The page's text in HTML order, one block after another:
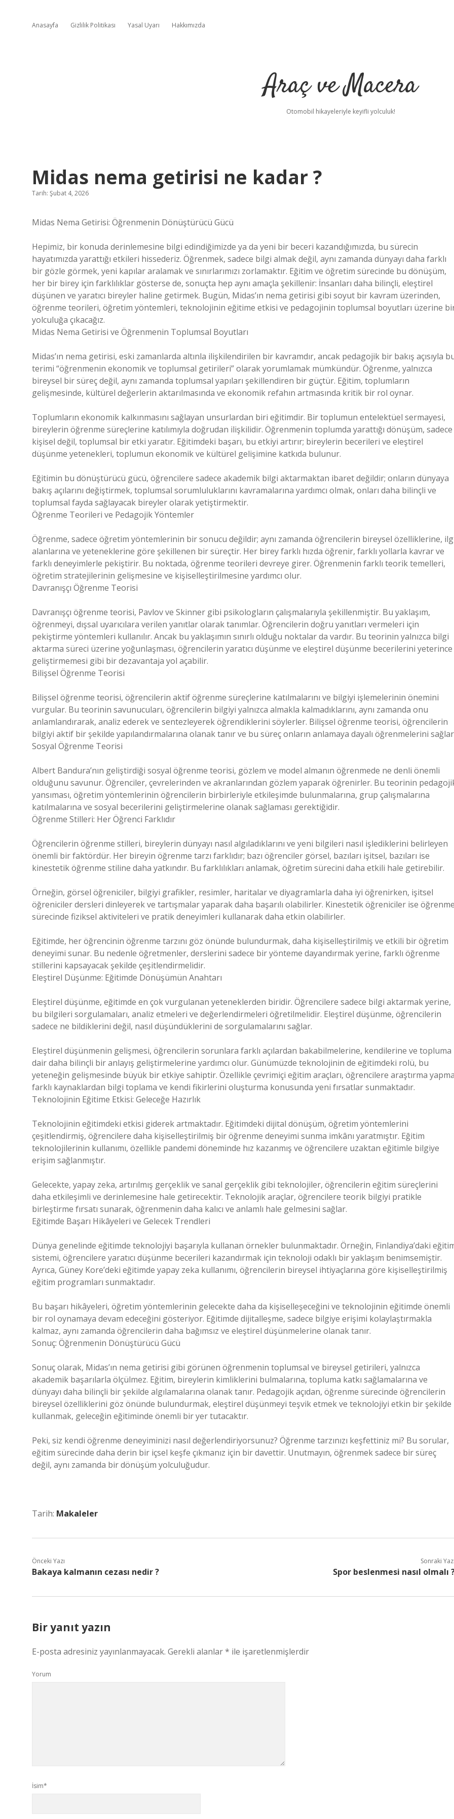
Anasayfa Gizlilik Politikası Yasal Uyarı Hakkımızda
Araç ve Macera
Otomobil hikayeleriyle keyifli yolculuk!
Midas nema getirisi ne kadar ?
Tarih: Şubat 4, 2026
Midas Nema Getirisi: Öğrenmenin Dönüştürücü Gücü
Hepimiz, bir konuda derinlemesine bilgi edindiğimizde ya da yeni bir beceri kazandığımızda, bu sürecin
hayatımızda yarattığı etkileri hissederiz. Öğrenmek, sadece bilgi almak değil, aynı zamanda dünyayı daha farklı
bir gözle görmek, yeni kapılar aralamak ve sınırlarımızı zorlamaktır. Eğitim ve öğretim sürecinde bu dönüşüm,
her bir birey için farklılıklar gösterse de, sonuçta hep aynı amaçla şekillenir: İnsanları daha bilinçli, eleştirel
düşünen ve yaratıcı bireyler haline getirmek. Bugün, Midas’ın nema getirisi gibi soyut bir kavram üzerinden,
öğrenme teorileri, öğretim yöntemleri, teknolojinin eğitime etkisi ve pedagojinin toplumsal boyutları üzerine
yolculuğa çıkacağız.
Midas Nema Getirisi ve Öğrenmenin Toplumsal Boyutları
Midas’ın nema getirisi, eski zamanlarda altınla ilişkilendirilen bir kavramdır, ancak pedagojik bir bakış açısıyla
terimi “öğrenmenin ekonomik ve toplumsal getirileri” olarak yorumlamak mümkündür. Öğrenme, yalnızca
bireysel bir süreç değil, aynı zamanda toplumsal yapıları şekillendiren bir güçtür. Eğitim, toplumların
gelişmesinde, kültürel değerlerin aktarılmasında ve ekonomik refahın artmasında kritik bir rol oynar.
Toplumların ekonomik kalkınmasını sağlayan unsurlardan biri eğitimdir. Bir toplumun entelektüel sermayesi,
bireylerin öğrenme süreçlerine katılımıyla doğrudan ilişkilidir. Öğrenmenin toplumda yarattığı dönüşüm, sadece
kişisel değil, toplumsal bir etki yaratır. Eğitimdeki başarı, bu etkiyi artırır; bireylerin becerileri ve eleştirel
düşünme yetenekleri, toplumun ekonomik ve kültürel gelişimine katkıda bulunur.
Eğitimin bu dönüştürücü gücü, öğrencilere sadece akademik bilgi aktarmaktan ibaret değildir; onların dünyaya
bakış açılarını değiştirmek, toplumsal sorumluluklarını kavramalarına yardımcı olmak, onları daha bilinçli ve
toplumsal fayda sağlayacak bireyler olarak yetiştirmektir.
Öğrenme Teorileri ve Pedagojik Yöntemler
Öğrenme, sadece öğretim yöntemlerinin bir sonucu değildir; aynı zamanda öğrencilerin bireysel özelliklerine,
alanlarına ve yeteneklerine göre şekillenen bir süreçtir. Her birey farklı hızda öğrenir, farklı yollarla kavrar ve
farklı deneyimlerle pekiştirir. Bu noktada, öğrenme teorileri devreye girer. Öğrenmenin farklı teorik temelleri,
öğretim stratejilerinin gelişmesine ve kişiselleştirilmesine yardımcı olur.
Davranışçı Öğrenme Teorisi
Davranışçı öğrenme teorisi, Pavlov ve Skinner gibi psikologların çalışmalarıyla şekillenmiştir. Bu yaklaşım,
öğrenmeyi, dışsal uyarıcılara verilen yanıtlar olarak tanımlar. Öğrencilerin doğru yanıtları vermeleri için
pekiştirme yöntemleri kullanılır. Ancak bu yaklaşımın sınırlı olduğu noktalar da vardır. Bu teorinin yalnızca bilgi
aktarma süreci üzerine yoğunlaşması, öğrencilerin yaratıcı düşünme ve eleştirel düşünme becerilerini yeterince
geliştirmemesi gibi bir dezavantaja yol açabilir.
Bilişsel Öğrenme Teorisi
Bilişsel öğrenme teorisi, öğrencilerin aktif öğrenme süreçlerine katılmalarını ve bilgiyi işlemelerinin önemini
vurgular. Bu teorinin savunucuları, öğrencilerin bilgiyi yalnızca almakla kalmadıklarını, aynı zamanda onu
anlamlandırarak, analiz ederek ve sentezleyerek öğrendiklerini söylerler. Bilişsel öğrenme teorisi, öğrencilerin
bilgiyi aktif bir şekilde yapılandırmalarına olanak tanır ve bu süreç onların anlamaya dayalı öğrenmelerini
Sosyal Öğrenme Teorisi
Albert Bandura’nın geliştirdiği sosyal öğrenme teorisi, gözlem ve model almanın öğrenmede ne denli önemli
olduğunu savunur. Öğrenciler, çevrelerinden ve akranlarından gözlem yaparak öğrenirler. Bu teorinin
yansıması, öğretim yöntemlerinin öğrencilerin birbirleriyle etkileşimde bulunmalarına, grup çalışmalarına
katılmalarına ve sosyal becerilerini geliştirmelerine olanak sağlaması gerektiğidir.
Öğrenme Stilleri: Her Öğrenci Farklıdır
Öğrencilerin öğrenme stilleri, bireylerin dünyayı nasıl algıladıklarını ve yeni bilgileri nasıl işlediklerini belirleyen
önemli bir faktördür. Her bireyin öğrenme tarzı farklıdır; bazı öğrenciler görsel, bazıları işitsel, bazıları ise
kinestetik öğrenme stiline daha yatkındır. Bu farklılıkları anlamak, öğretim sürecini daha etkili hale getirebilir.
Örneğin, görsel öğreniciler, bilgiyi grafikler, resimler, haritalar ve diyagramlarla daha iyi öğrenirken, işitsel
öğreniciler dersleri dinleyerek ve tartışmalar yaparak daha başarılı olabilirler. Kinestetik öğreniciler ise
sürecinde fiziksel aktiviteleri ve pratik deneyimleri kullanarak daha etkin olabilirler.
Eğitimde, her öğrencinin öğrenme tarzını göz önünde bulundurmak, daha kişiselleştirilmiş ve etkili bir öğretim
deneyimi sunar. Bu nedenle öğretmenler, derslerini sadece bir yönteme dayandırmak yerine, farklı öğrenme
stillerini kapsayacak şekilde çeşitlendirmelidir.
Eleştirel Düşünme: Eğitimde Dönüşümün Anahtarı
Eleştirel düşünme, eğitimde en çok vurgulanan yeteneklerden biridir. Öğrencilere sadece bilgi aktarmak yerine,
bu bilgileri sorgulamaları, analiz etmeleri ve değerlendirmeleri öğretilmelidir. Eleştirel düşünme, öğrencilerin
sadece ne bildiklerini değil, nasıl düşündüklerini de sorgulamalarını sağlar.
Eleştirel düşünmenin gelişmesi, öğrencilerin sorunlara farklı açılardan bakabilmelerine, kendilerine ve topluma
dair daha bilinçli bir anlayış geliştirmelerine yardımcı olur. Günümüzde teknolojinin de eğitimdeki rolü, bu
yeteneğin gelişmesinde büyük bir etkiye sahiptir. Özellikle çevrimiçi eğitim araçları, öğrencilere araştırma
farklı kaynaklardan bilgi toplama ve kendi fikirlerini oluşturma konusunda yeni fırsatlar sunmaktadır.
Teknolojinin Eğitime Etkisi: Geleceğe Hazırlık
Teknolojinin eğitimdeki etkisi giderek artmaktadır. Eğitimdeki dijital dönüşüm, öğretim yöntemlerini
çeşitlendirmiş, öğrencilere daha kişiselleştirilmiş bir öğrenme deneyimi sunma imkânı yaratmıştır. Eğitim
teknolojilerinin kullanımı, özellikle pandemi döneminde hız kazanmış ve öğrencilere uzaktan eğitimle bilgiye
erişim sağlanmıştır.
Gelecekte, yapay zeka, artırılmış gerçeklik ve sanal gerçeklik gibi teknolojiler, öğrencilerin eğitim süreçlerini
daha etkileşimli ve derinlemesine hale getirecektir. Teknolojik araçlar, öğrencilere teorik bilgiyi pratikle
birleştirme fırsatı sunarak, öğrenmenin daha kalıcı ve anlamlı hale gelmesini sağlar.
Eğitimde Başarı Hikâyeleri ve Gelecek Trendleri
Dünya genelinde eğitimde teknolojiyi başarıyla kullanan örnekler bulunmaktadır. Örneğin, Finlandiya’daki
sistemi, öğrencilere yaratıcı düşünme becerileri kazandırmak için teknoloji odaklı bir yaklaşım benimsemiştir.
Ayrıca, Güney Kore’deki eğitimde yapay zeka kullanımı, öğrencilerin bireysel ihtiyaçlarına göre kişiselleştirilmiş
eğitim programları sunmaktadır.
Bu başarı hikâyeleri, öğretim yöntemlerinin gelecekte daha da kişiselleşeceğini ve teknolojinin eğitimde önemli
bir rol oynamaya devam edeceğini gösteriyor. Eğitimde dijitalleşme, sadece bilgiye erişimi kolaylaştırmakla
kalmaz, aynı zamanda öğrencilerin daha bağımsız ve eleştirel düşünmelerine olanak tanır.
Sonuç: Öğrenmenin Dönüştürücü Gücü
Sonuç olarak, Midas’ın nema getirisi gibi görünen öğrenmenin toplumsal ve bireysel getirileri, yalnızca
akademik başarılarla ölçülmez. Eğitim, bireylerin kimliklerini bulmalarına, topluma katkı sağlamalarına ve
dünyayı daha bilinçli bir şekilde algılamalarına olanak tanır. Pedagojik açıdan, öğrenme sürecinde öğrencilerin
bireysel özelliklerini göz önünde bulundurmak, eleştirel düşünmeyi teşvik etmek ve teknolojiyi etkin bir şekilde
kullanmak, geleceğin eğitiminde önemli bir yer tutacaktır.
Peki, siz kendi öğrenme deneyiminizi nasıl değerlendiriyorsunuz? Öğrenme tarzınızı keşfettiniz mi? Bu sorular,
eğitim sürecinde daha derin bir içsel keşfe çıkmanız için bir davettir. Unutmayın, öğrenmek sadece bir süreç
değil, aynı zamanda bir dönüşüm yolculuğudur.
Tarih: Makaleler
Önceki Yazı
Bakaya kalmanın cezası nedir ?
Sonraki
Spor beslenmesi nasıl olmalı
Bir yanıt yazın
E-posta adresiniz yayınlanmayacak. Gerekli alanlar* ile işaretlenmişlerdir
Yorum
İsim*